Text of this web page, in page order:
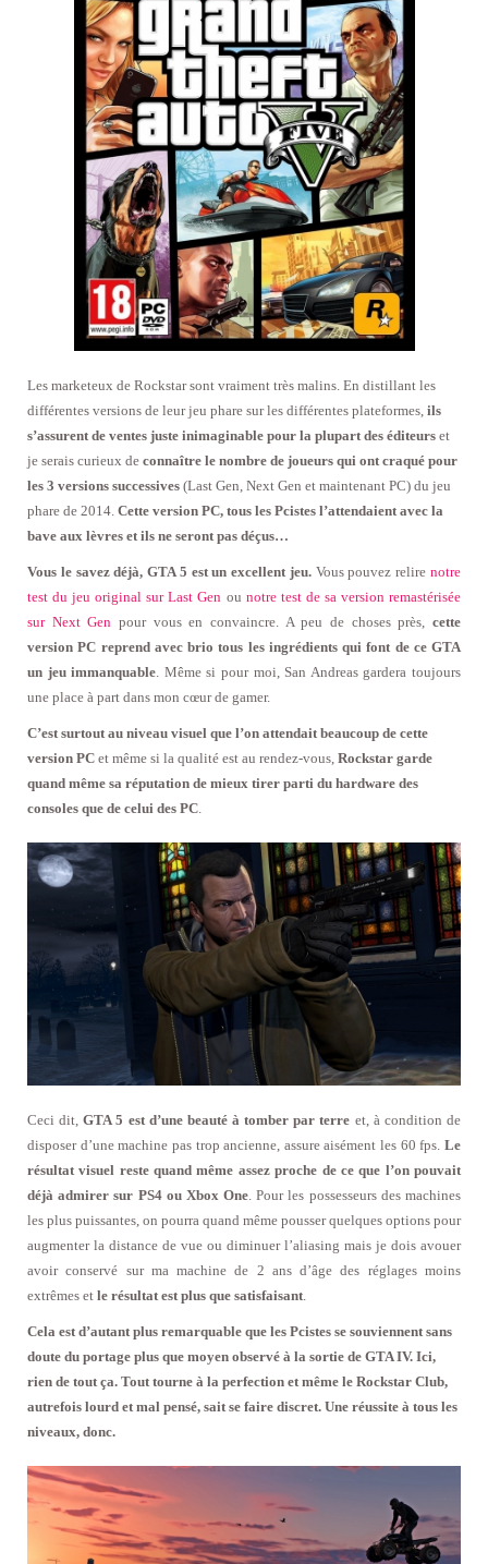
Les marketeux de Rockstar sont vraiment très malins. En distillant les
différentes versions de leur jeu phare sur les différentes plateformes, ils
s’assurent de ventes juste inimaginable pour la plupart des éditeurs et
je serais curieux de connaître le nombre de joueurs qui ont craqué pour
les 3 versions successives (Last Gen, Next Gen et maintenant PC) du jeu
phare de 2014. Cette version PC, tous les Pcistes l’attendaient avec la
bave aux lèvres et ils ne seront pas déçus…
Vous le savez déjà, GTA 5 est un excellent jeu.Vous pouvez relirenotre
test du jeu original sur Last Gen ou notre test de sa version remastérisée
sur Next Gen pour vous en convaincre. A peu de choses près,cette
version PC reprend avec brio tous les ingrédients qui font de ce GTA
un jeu immanquable . Même si pour moi, San Andreas gardera toujours
une place à part dans mon cœur de gamer.
C’est surtout au niveau visuel que l’on attendait beaucoup de cette
version PC et même si la qualité est au rendez-vous, Rockstar garde
quand même sa réputation de mieux tirer parti du hardware des
consoles que de celui des PC
Ceci dit, GTA 5 est d’une beauté à tomber par terre et, à condition de
disposer d’une machine pas trop ancienne, assure aisément les 60 fps. Le
résultat visuel reste quand même assez proche de ce que l’on pouvait
déjà admirer sur PS4 ou Xbox One. Pour les possesseurs des machines
les plus puissantes, on pourra quand même pousser quelques options pour
augmenter la distance de vue ou diminuer l’aliasing mais je dois avouer
avoir conservé sur ma machine de 2 ans d’âge des réglages moins
extrêmes et le résultat est plus que satisfaisant.
Cela est d’autant plus remarquable que les Pcistes se souviennent sans
doute du portage plus que moyen observé à la sortie de GTA IV. Ici,
rien de tout ça. Tout tourne à la perfection et même le Rockstar Club,
autrefois lourd et mal pensé, sait se faire discret. Une réussite à tous les
niveaux, donc.